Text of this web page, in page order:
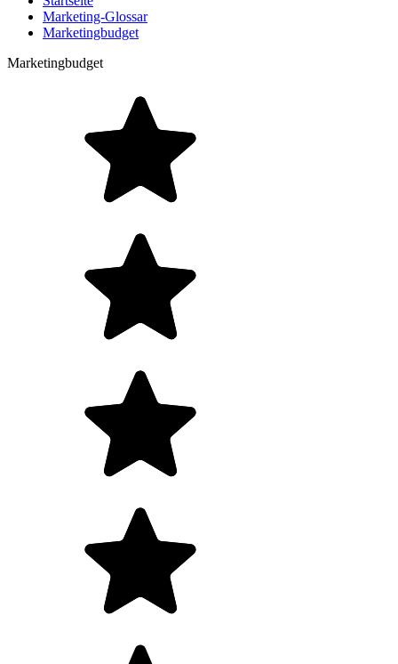
Marketing-Glossar
Marketingbudget
Marketingbudget